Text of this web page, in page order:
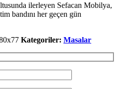
ilerleyen Sefacan Mobilya,
bandını her geçen gün
Kategoriler: Masalar